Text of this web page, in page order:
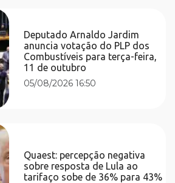
Deputado Arnaldo Jardim
anuncia votação do PLP dos
Combustíveis para terça-feira,
11 de outubro
05/08/2026 16:50
Quaest: percepção negativa
sobre resposta de Lula ao
tarifaço sobe de 36% para 43%